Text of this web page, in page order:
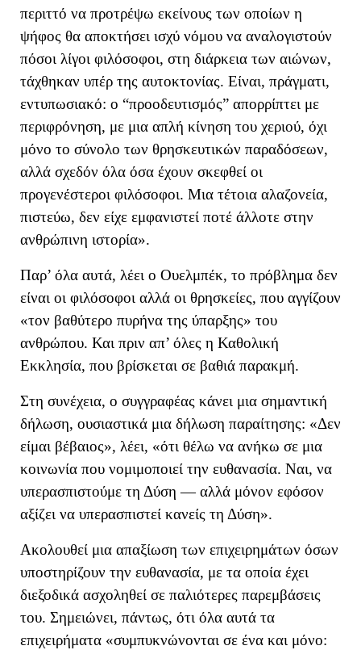
περιττό να προτρέψω εκείνους των οποίων η
ψήφος θα αποκτήσει ισχύ νόμου να αναλογιστούν
πόσοι λίγοι φιλόσοφοι, στη διάρκεια των αιώνων,
τάχθηκαν υπέρ της αυτοκτονίας. Είναι, πράγματι,
εντυπωσιακό: ο “προοδευτισμός” απορρίπτει με
περιφρόνηση, με μια απλή κίνηση του χεριού, όχι
μόνο το σύνολο των θρησκευτικών παραδόσεων,
αλλά σχεδόν όλα όσα έχουν σκεφθεί οι
προγενέστεροι φιλόσοφοι. Μια τέτοια αλαζονεία,
πιστεύω, δεν είχε εμφανιστεί ποτέ άλλοτε στην
ανθρώπινη ιστορία».
Παρ’ όλα αυτά, λέει ο Ουελμπέκ, το πρόβλημα δεν
είναι οι φιλόσοφοι αλλά οι θρησκείες, που αγγίζουν
«τον βαθύτερο πυρήνα της ύπαρξης» του
ανθρώπου. Και πριν απ’ όλες η Καθολική
Εκκλησία, που βρίσκεται σε βαθιά παρακμή.
Στη συνέχεια, ο συγγραφέας κάνει μια σημαντική
δήλωση, ουσιαστικά μια δήλωση παραίτησης: «Δεν
είμαι βέβαιος», λέει, «ότι θέλω να ανήκω σε μια
κοινωνία που νομιμοποιεί την ευθανασία. Ναι, να
υπερασπιστούμε τη Δύση — αλλά μόνον εφόσον
αξίζει να υπερασπιστεί κανείς τη Δύση».
Ακολουθεί μια απαξίωση των επιχειρημάτων όσων
υποστηρίζουν την ευθανασία, με τα οποία έχει
διεξοδικά ασχοληθεί σε παλιότερες παρεμβάσεις
του. Σημειώνει, πάντως, ότι όλα αυτά τα
επιχειρήματα «συμπυκνώνονται σε ένα και μόνο: